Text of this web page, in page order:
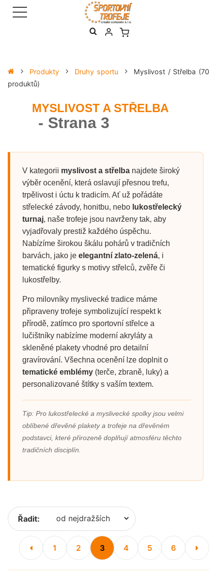
Produkty Druhy sportu Myslivost / Střelba (70
produktů)
MYSLIVOST A STŘELBA
- Strana 3
V kategorii myslivost a střelba najdete široký
výběr ocenění, která oslavují přesnou trefu,
trpělivost i úctu k tradicím. Ať už pořádáte
střelecké závody, honitbu, nebo lukostřelecký
turnaj, naše trofeje jsou navrženy tak, aby
vyjadřovaly prestiž každého úspěchu.
Nabízíme širokou škálu pohárů v tradičních
barvách, jako je elegantní zlato-zelená, i
tematické figurky s motivy střelců, zvěře či
lukostřelby.
Pro milovníky myslivecké tradice máme
připraveny trofeje symbolizující respekt k
přírodě, zatímco pro sportovní střelce a
lučištníky nabízíme moderní akryláty a
skleněné plakety vhodné pro detailní
gravírování. Všechna ocenění lze doplnit o
tematické emblémy (terče, zbraně, luky) a
personalizované štítky s vaším textem.
Tip: Pro lukostřelecké a myslivecké spolky jsou velmi
oblíbené dřevěné plakety a trofeje na dřevěném
podstavci, které přirozeně doplňují atmosféru těchto
tradičních disciplín.
Řadit:
1 2 3 4 5 6